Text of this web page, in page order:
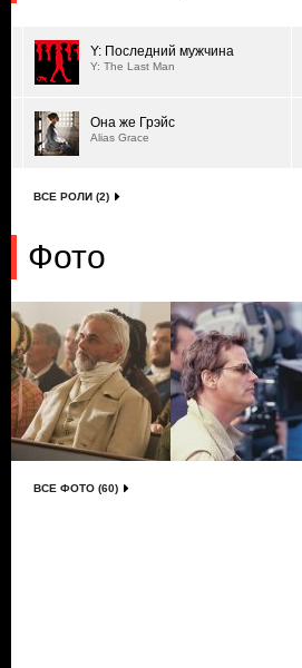
Y: Последний мужчина
Y: The Last Man
Она же Грэйс
Alias Grace
ВСЕ РОЛИ (2)
Фото
ВСЕ ФОТО (60)